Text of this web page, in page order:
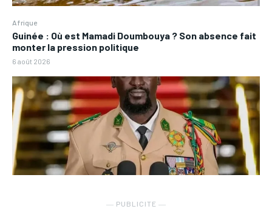
Afrique
Guinée : Où est Mamadi Doumbouya ? Son absence fait
monter la pression politique
6 août 2026
― PUBLICITE ―